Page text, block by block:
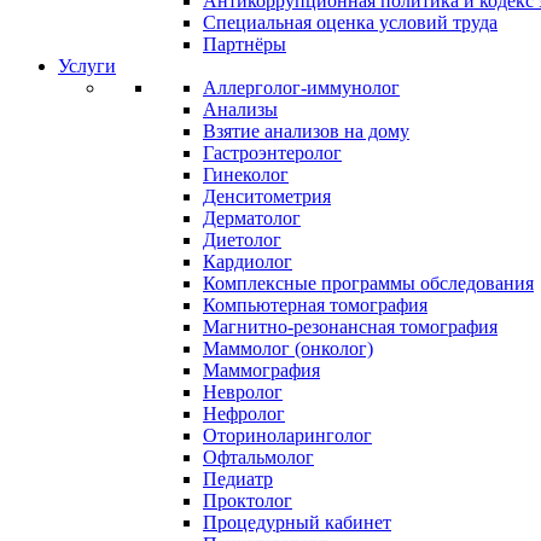
Специальная оценка условий труда
Партнёры
Услуги
Аллерголог-иммунолог
Анализы
Взятие анализов на дому
Гастроэнтеролог
Гинеколог
Денситометрия
Дерматолог
Диетолог
Кардиолог
Комплексные программы обследования
Компьютерная томография
Магнитно-резонансная томография
Маммолог (онколог)
Маммография
Невролог
Нефролог
Оториноларинголог
Офтальмолог
Педиатр
Проктолог
Процедурный кабинет